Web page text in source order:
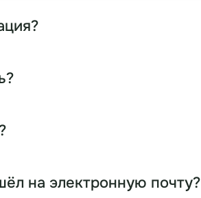
на электронную почту?